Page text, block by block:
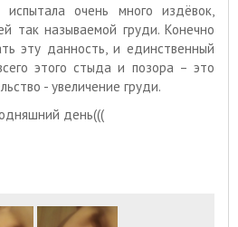
очень много издёвок,
так называемой груди. Конечно
эту данность, и единственный
этого стыда и позора – это
- увеличение груди.
день(((